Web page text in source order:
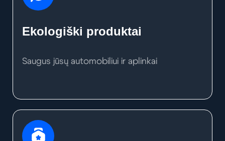
Ekologiški produktai
Saugus jūsų automobiliui ir aplinkai